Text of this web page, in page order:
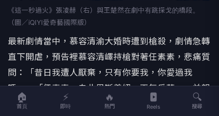
《這一秒過火》張凌赫（右）與王楚然在劇中有跳探戈的橋段。
（圖／iQIYI愛奇藝國際版）
最新劇情當中，慕容清渝大婚時遭到槍殺，劇情急轉
直下開虐，預告裡慕容清嶧持槍對著任素素，悲痛質
問：「昔日我遭人厭棄，只有你要我，你愛過我
嗎」、「任素素，自此恩斷義絕，再無瓜葛」，並親
手燒毀充滿兩人甜蜜回憶的小木屋，預告尾聲更拋出
🏠
首頁
⚡
即時
🔥
熱門 Reels
🔍
搜尋